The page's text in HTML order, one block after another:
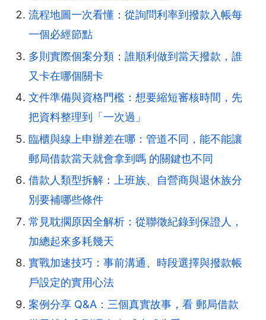
流程地圖一次看懂：從詢問利率到撥款入帳每
一個必經節點
多則實際個案分類：誰順利做到當天撥款，誰
又卡在哪個關卡
文件準備與資格門檻：想要縮短審核時間，先
把資料整理到「一次過」
臨櫃與線上申辦差在哪：管道不同，能不能讓
郵局借款當天就會拿到嗎 的關鍵也不同
借款人類型拆解：上班族、自營商與退休族分
別要補哪些條件
常見耽擱原因全解析：從聯徵紀錄到保證人，
加總起來多耗幾天
實戰加速技巧：事前溝通、時段選擇與撥款帳
戶設定的實用心法
案例分享 Q&A：三個真實故事，看 郵局借款